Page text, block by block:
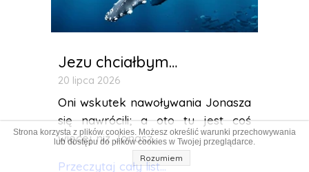
Jezu chciałbym…
20 lipca 2026
Oni wskutek nawoływania Jonasza
się nawrócili; a oto tu jest coś
więcej niż Jonasz...
Przeczytaj cały list...
Strona korzysta z plików cookies. Możesz określić warunki przechowywania
lub dostępu do plików cookies w Twojej przeglądarce.
Rozumiem